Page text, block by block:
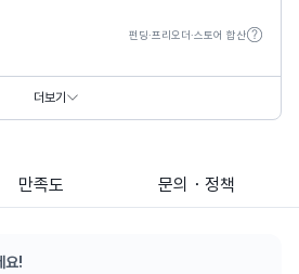
펀딩·프리오더·스토어 합산
더보기
만족도 문의・정책
요!